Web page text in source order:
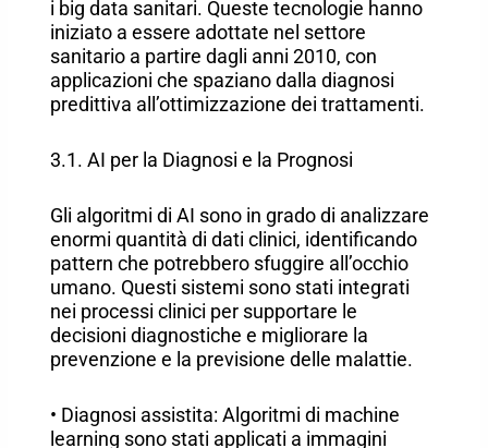
i big data sanitari. Queste tecnologie hanno
iniziato a essere adottate nel settore
sanitario a partire dagli anni 2010, con
applicazioni che spaziano dalla diagnosi
predittiva all’ottimizzazione dei trattamenti.
3.1. AI per la Diagnosi e la Prognosi
Gli algoritmi di AI sono in grado di analizzare
enormi quantità di dati clinici, identificando
pattern che potrebbero sfuggire all’occhio
umano. Questi sistemi sono stati integrati
nei processi clinici per supportare le
decisioni diagnostiche e migliorare la
prevenzione e la previsione delle malattie.
• Diagnosi assistita: Algoritmi di machine
learning sono stati applicati a immagini